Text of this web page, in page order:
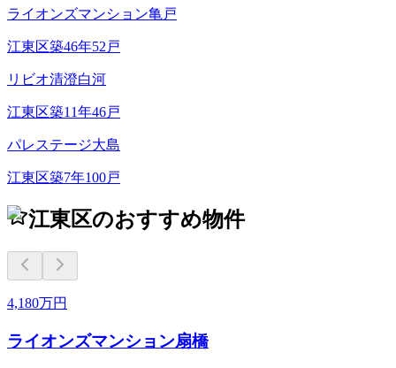
ライオンズマンション亀戸
江東区築46年52 戸
リビオ清澄白河
江東区築11年46戸
パレステージ大島
江東区築7年100戸
江東区のおすすめ物件
4,180万円
ライオンズマンション扇橋